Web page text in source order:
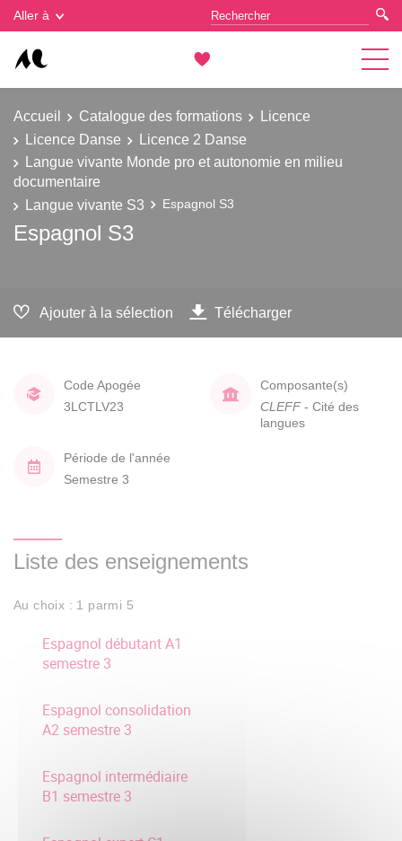
Aller à
Accueil Catalogue des formations
Licence
Licence Danse
Licence 2 Danse
Langue vivante Monde pro et autonomie en milieu
documentaire
Langue vivante S3
Espagnol S3
Espagnol S3
Ajouter à la sélection Télécharger
Code Apogée
3LCTLV23
Composante(s)
CLEFF - Cité des
langues
Période de l'année
Semestre 3
Liste des enseignements
Au choix : 1 parmi 5
Espagnol débutant A1
semestre 3
Espagnol consolidation
A2 semestre 3
Espagnol intermédiaire
B1 semestre 3
Gestion des cookies